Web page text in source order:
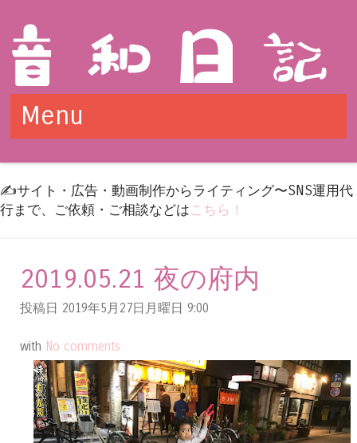
Menu
✍️サイト・広告・動画制作からライティング〜SNS運用代
行まで、ご依頼・ご相談などはこちら！
2019.05.21 夜の府内
投稿日 2019年5月27日月曜日 9:00
with No comments